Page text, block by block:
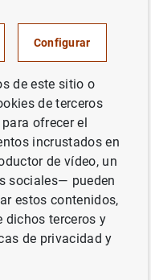
relativa a las
desde 2011 y
como FROB. Este
para impulsar los
entidades bancarias
financiero.
Configurar
de este sitio o
de terceros
ofrecer el
incrustados en
de vídeo, un
sociales— pueden
estos contenidos,
dichos terceros y
de privacidad y